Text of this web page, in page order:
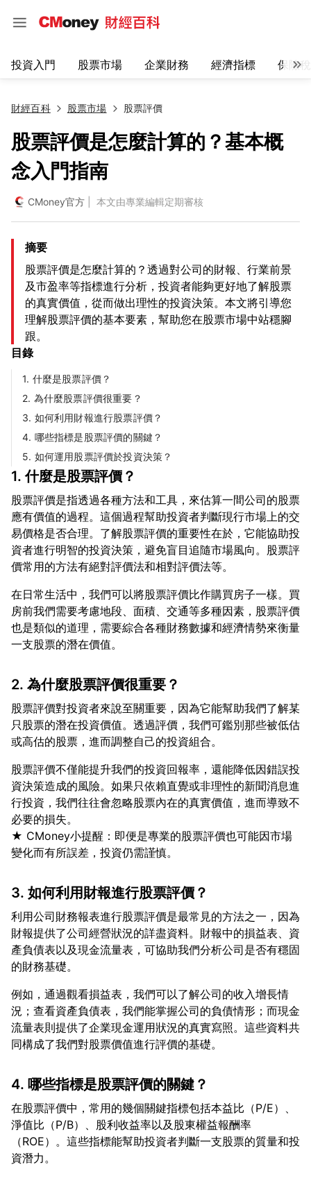
投資入門 股票市場 企業財務 經濟指標 保險
財經百科 股票市場 股票評價
股票評價是怎麼計算的？基本概
念入門指南
CMoney官方 | 本文由專業編輯定期審核
摘要
股票評價是怎麼計算的？透過對公司的財報、行業前景
及市盈率等指標進行分析，投資者能夠更好地了解股票
的真實價值，從而做出理性的投資決策。本文將引導您
理解股票評價的基本要素，幫助您在股票市場中站穩腳
跟。
目錄
1. 什麼是股票評價？
2. 為什麼股票評價很重要？
3. 如何利用財報進行股票評價？
4. 哪些指標是股票評價的關鍵？
5. 如何運用股票評價於投資決策？
1. 什麼是股票評價？
股票評價是指透過各種方法和工具，來估算一間公司的股票
應有價值的過程。這個過程幫助投資者判斷現行市場上的交
易價格是否合理。了解股票評價的重要性在於，它能協助投
資者進行明智的投資決策，避免盲目追隨市場風向。股票評
在日常生活中，我們可以將股票評價比作購買房子一樣。買
房前我們需要考慮地段、面積、交通等多種因素，股票評價
也是類似的道理，需要綜合各種財務數據和經濟情勢來衡量
2. 為什麼股票評價很重要？
股票評價對投資者來說至關重要，因為它能幫助我們了解某
只股票的潛在投資價值。透過評價，我們可鑑別那些被低估
股票評價不僅能提升我們的投資回報率，還能降低因錯誤投
資決策造成的風險。如果只依賴直覺或非理性的新聞消息進
行投資，我們往往會忽略股票內在的真實價值，進而導致不
必要的損失。
★ CMoney小提醒：即便是專業的股票評價也可能因市場
3. 如何利用財報進行股票評價？
利用公司財務報表進行股票評價是最常見的方法之一，因為
財報提供了公司經營狀況的詳盡資料。財報中的損益表、資
產負債表以及現金流量表，可協助我們分析公司是否有穩固
例如，通過觀看損益表，我們可以了解公司的收入增長情
況；查看資產負債表，我們能掌握公司的負債情形；而現金
流量表則提供了企業現金運用狀況的真實寫照。這些資料共
4. 哪些指標是股票評價的關鍵？
在股票評價中，常用的幾個關鍵指標包括本益比（P/E）、
淨值比（P/B）、股利收益率以及股東權益報酬率
（ROE）。這些指標能幫助投資者判斷一支股票的質量和投